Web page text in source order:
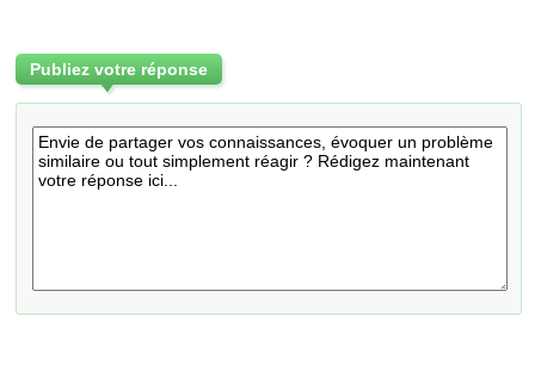
Publiez votre réponse